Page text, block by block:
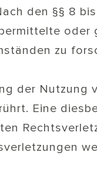
den §§ 8
oder
zu
der Nutzung
Eine